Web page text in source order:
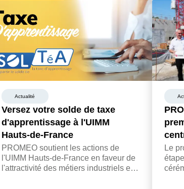
Actualité
Versez votre solde de taxe
d'apprentissage à l'UIMM
Hauts-de-France
PROMEO soutient les actions de
l'UIMM Hauts-de-France en faveur de
l'attractivité des métiers industriels et
Le